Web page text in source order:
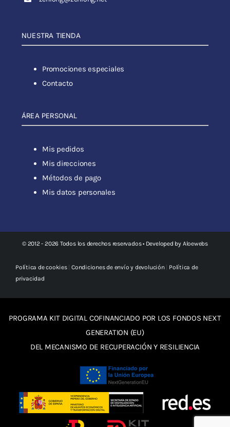
NUESTRA TIENDA
Promociones especiales
Contacto
ÁREA PERSONAL
Mis pedidos
Mis direcciones
Métodos de pago
Mis datos personales
© 2012 - 2026 Todos los derechos reservados • Developed by Aloewebs
Política de cookies|Condiciones de envío y devolución| Política de
privacidad
PROGRAMA KIT DIGITAL COFINANCIADO POR LOS FONDOS NEXT
GENERATION (EU)
DEL MECANISMO DE RECUPERACIÓN Y RESILIENCIA